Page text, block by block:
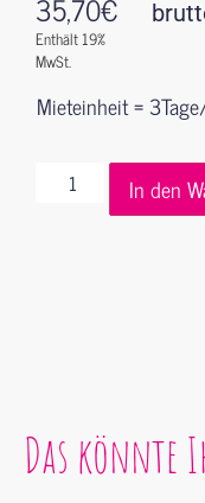
Enthält 19%
MwSt.
Mieteinheit =
In den
Das könnte